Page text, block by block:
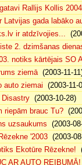
Rallijs Kollis
Latvijas gada labāko
ir atdzīvojies...
2. dzimšanas
notiks kārtējais SO
ziemā(2003-11-
auto ziemai (2003-11-
Disastry (2003-10-28)
riepām brauc Tu?
uzsaukums (2003-
'2003 (2003-
Ekotūre Rēzekne!
AR AUTO REIBUMĀ!